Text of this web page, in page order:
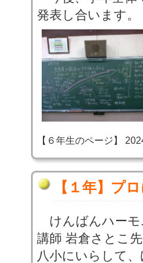
発表し合います。
【６年生のページ】
【１年】プ
けんばんハーモ
講師 岩倉さとこ
八小にいらして